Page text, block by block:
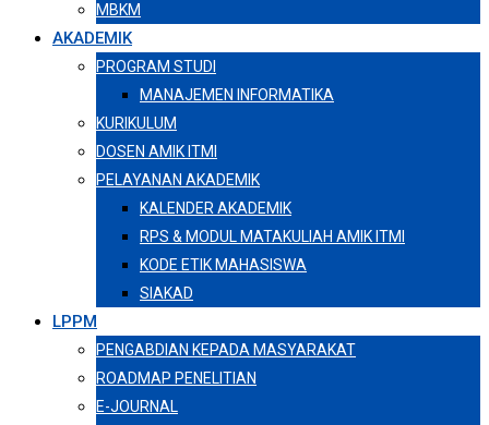
MBKM
AKADEMIK
PROGRAM STUDI
MANAJEMEN INFORMATIKA
KURIKULUM
DOSEN AMIK ITMI
PELAYANAN AKADEMIK
KALENDER AKADEMIK
RPS & MODUL MATAKULIAH AMIK ITMI
KODE ETIK MAHASISWA
SIAKAD
LPPM
PENGABDIAN KEPADA MASYARAKAT
ROADMAP PENELITIAN
E-JOURNAL